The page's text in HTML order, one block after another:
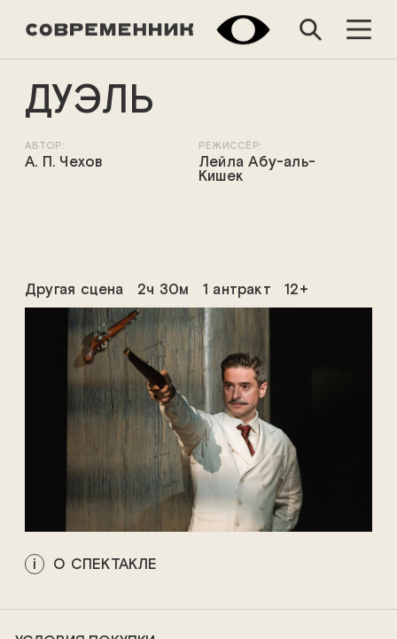
ДУЭЛЬ
АВТОР:
А. П. Чехов
РЕЖИССЁР:
Лейла Абу-аль-
Кишек
Другая сцена 2ч 30м 1 антракт 12+
О СПЕКТАКЛЕ